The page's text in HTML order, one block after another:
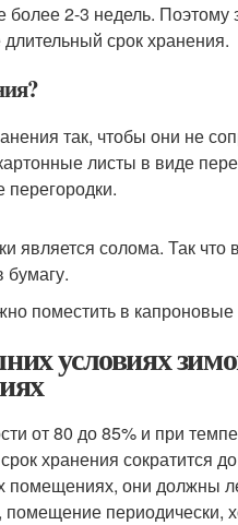
2-3 недель.
срок хранения.
так, чтобы они не
листы в виде
перегородки.
является солома. Так
бумагу.
поместить в капроновые
условиях
от 80 до 85% и при
хранения сократится
помещениях, они должны
периодически,